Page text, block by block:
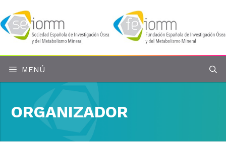
al
contenido
MENÚ
ORGANIZADOR